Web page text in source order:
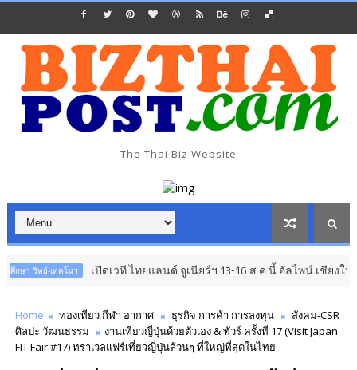
The Thai Biz Website
นฯ เปิดเวที ไทยแลนด์ จูเนียร์ฯ 13-16 ส.ค.นี้ อัลไพน์ เชียงใหม่ อาเซียน
Home ท่องเที่ยว กีฬา อากาศ ธุรกิจ การค้า การลงทุน
สังคม-CSR
ศิลปะ วัฒนธรรม
งานเที่ยวญี่ปุ่นด้วยตัวเอง & ทัวร์ ครั้งที่ 17 (Visit Japan
FIT Fair #17) ทราเวลแฟร์เที่ยวญี่ปุ่นล้วนๆ ที่ใหญ่ที่สุดในไทย​